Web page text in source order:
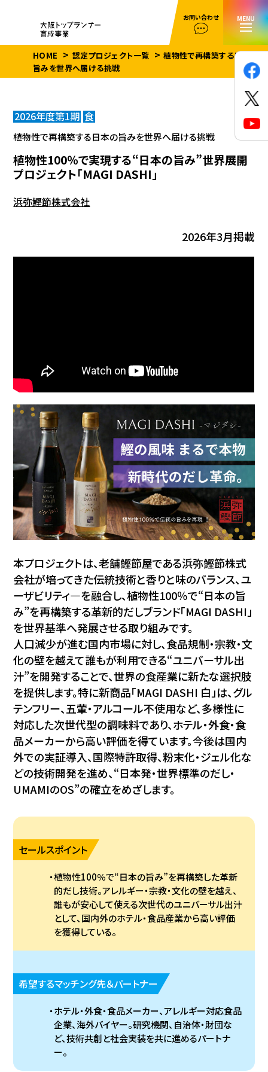
お問い合わせ MENU
HOME 認定プロジェクト一覧
植物性で再構築する日本の
旨みを世界へ届ける挑戦
2026年度第1期 食
植物性で再構築する日本の旨みを世界へ届ける挑戦
植物性100％で実現する“日本の旨み”世界展開
プロジェクト「MAGI DASHI」
浜弥鰹節株式会社
2026年3月掲載
本プロジェクトは、老舗鰹節屋である浜弥鰹節株式
会社が培ってきた伝統技術と香りと味のバランス、ユ
ーザビリティ―を融合し、植物性100％で“日本の旨
み”を再構築する革新的だしブランド「MAGI DASHI」
を世界基準へ発展させる取り組みです。
人口減少が進む国内市場に対し、食品規制・宗教・文
化の壁を越えて誰もが利用できる“ユニバーサル出
汁”を開発することで、世界の食産業に新たな選択肢
を提供します。特に新商品「MAGI DASHI 白」は、グル
テンフリー、五葷・アルコール不使用など、多様性に
対応した次世代型の調味料であり、ホテル・外食・食
品メーカーから高い評価を得ています。今後は国内
外での実証導入、国際特許取得、粉末化・ジェル化な
どの技術開発を進め、“日本発・世界標準のだし・
UMAMIのOS”の確立をめざします。
セールスポイント
植物性100％で“日本の旨み”を再構築した革新
的だし技術。アレルギー・宗教・文化の壁を越え、
誰もが安心して使える次世代のユニバーサル出汁
として、国内外のホテル・食品産業から高い評価
を獲得している。
希望するマッチング先＆パートナー
ホテル・外食・食品メーカー、アレルギー対応食品
企業、海外バイヤー。研究機関、自治体・財団な
ど、技術共創と社会実装を共に進めるパートナ
ー。